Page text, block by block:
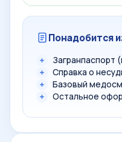
Понадобится
Загранпаспорт
Справка о
Базовый
Остальное